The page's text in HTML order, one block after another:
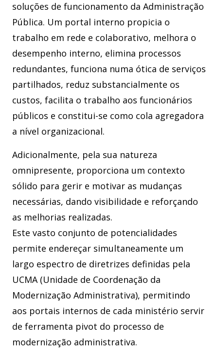
soluções de funcionamento da Administração
Pública. Um portal interno propicia o
trabalho em rede e colaborativo, melhora o
desempenho interno, elimina processos
redundantes, funciona numa ótica de serviços
partilhados, reduz substancialmente os
custos, facilita o trabalho aos funcionários
públicos e constitui-se como cola agregadora
a nível organizacional.
Adicionalmente, pela sua natureza
omnipresente, proporciona um contexto
sólido para gerir e motivar as mudanças
necessárias, dando visibilidade e reforçando
as melhorias realizadas.
Este vasto conjunto de potencialidades
permite endereçar simultaneamente um
largo espectro de diretrizes definidas pela
UCMA (Unidade de Coordenação da
Modernização Administrativa), permitindo
aos portais internos de cada ministério servir
de ferramenta pivot do processo de
modernização administrativa.